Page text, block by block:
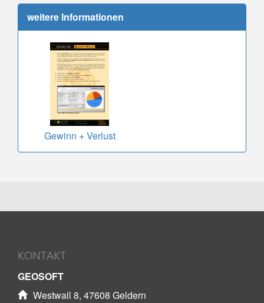
weitere Informationen
Gewinn + Verlust
KONTAKT
GEOSOFT
Westwall 8, 47608 Geldern